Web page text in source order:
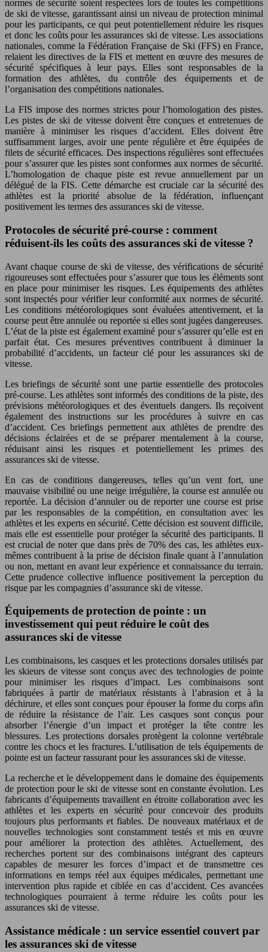
normes de sécurité soient respectées lors de toutes les compétitions
de ski de vitesse, garantissant ainsi un niveau de protection minimal
pour les participants, ce qui peut potentiellement réduire les risques
et donc les coûts pour les assurances ski de vitesse. Les associations
nationales, comme la Fédération Française de Ski (FFS) en France,
relaient les directives de la FIS et mettent en œuvre des mesures de
sécurité spécifiques à leur pays. Elles sont responsables de la
formation des athlètes, du contrôle des équipements et de
l’organisation des compétitions nationales.
La FIS impose des normes strictes pour l’homologation des pistes.
Les pistes de ski de vitesse doivent être conçues et entretenues de
manière à minimiser les risques d’accident. Elles doivent être
suffisamment larges, avoir une pente régulière et être équipées de
filets de sécurité efficaces. Des inspections régulières sont effectuées
pour s’assurer que les pistes sont conformes aux normes de sécurité.
L’homologation de chaque piste est revue annuellement par un
délégué de la FIS. Cette démarche est cruciale car la sécurité des
athlètes est la priorité absolue de la fédération, influençant
positivement les termes des assurances ski de vitesse.
Protocoles de sécurité pré-course : comment
réduisent-ils les coûts des assurances ski de vitesse ?
Avant chaque course de ski de vitesse, des vérifications de sécurité
rigoureuses sont effectuées pour s’assurer que tous les éléments sont
en place pour minimiser les risques. Les équipements des athlètes
sont inspectés pour vérifier leur conformité aux normes de sécurité.
Les conditions météorologiques sont évaluées attentivement, et la
course peut être annulée ou reportée si elles sont jugées dangereuses.
L’état de la piste est également examiné pour s’assurer qu’elle est en
parfait état. Ces mesures préventives contribuent à diminuer la
probabilité d’accidents, un facteur clé pour les assurances ski de
vitesse.
Les briefings de sécurité sont une partie essentielle des protocoles
pré-course. Les athlètes sont informés des conditions de la piste, des
prévisions météorologiques et des éventuels dangers. Ils reçoivent
également des instructions sur les procédures à suivre en cas
d’accident. Ces briefings permettent aux athlètes de prendre des
décisions éclairées et de se préparer mentalement à la course,
réduisant ainsi les risques et potentiellement les primes des
assurances ski de vitesse.
En cas de conditions dangereuses, telles qu’un vent fort, une
mauvaise visibilité ou une neige irrégulière, la course est annulée ou
reportée. La décision d’annuler ou de reporter une course est prise
par les responsables de la compétition, en consultation avec les
athlètes et les experts en sécurité. Cette décision est souvent difficile,
mais elle est essentielle pour protéger la sécurité des participants. Il
est crucial de noter que dans près de 70% des cas, les athlètes eux-
mêmes contribuent à la prise de décision finale quant à l’annulation
ou non, mettant en avant leur expérience et connaissance du terrain.
Cette prudence collective influence positivement la perception du
risque par les compagnies d’assurance ski de vitesse.
Équipements de protection de pointe : un
investissement qui peut réduire le coût des
assurances ski de vitesse
Les combinaisons, les casques et les protections dorsales utilisés par
les skieurs de vitesse sont conçus avec des technologies de pointe
pour minimiser les risques d’impact. Les combinaisons sont
fabriquées à partir de matériaux résistants à l’abrasion et à la
déchirure, et elles sont conçues pour épouser la forme du corps afin
de réduire la résistance de l’air. Les casques sont conçus pour
absorber l’énergie d’un impact et protéger la tête contre les
blessures. Les protections dorsales protègent la colonne vertébrale
contre les chocs et les fractures. L’utilisation de tels équipements de
pointe est un facteur rassurant pour les assurances ski de vitesse.
La recherche et le développement dans le domaine des équipements
de protection pour le ski de vitesse sont en constante évolution. Les
fabricants d’équipements travaillent en étroite collaboration avec les
athlètes et les experts en sécurité pour concevoir des produits
toujours plus performants et fiables. De nouveaux matériaux et de
nouvelles technologies sont constamment testés et mis en œuvre
pour améliorer la protection des athlètes. Actuellement, des
recherches portent sur des combinaisons intégrant des capteurs
capables de mesurer les forces d’impact et de transmettre ces
informations en temps réel aux équipes médicales, permettant une
intervention plus rapide et ciblée en cas d’accident. Ces avancées
technologiques pourraient à terme réduire les coûts pour les
assurances ski de vitesse.
Assistance médicale : un service essentiel couvert par
les assurances ski de vitesse